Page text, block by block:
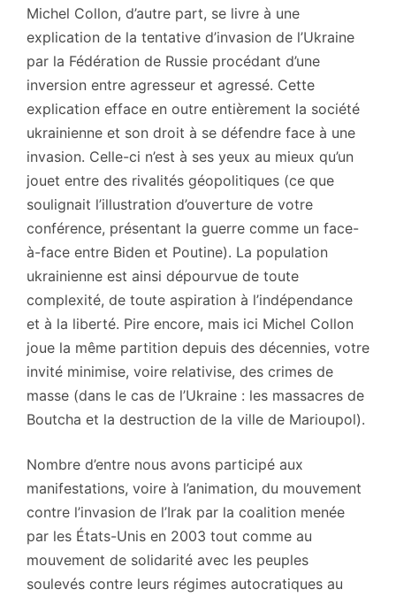
Michel Collon, d’autre part, se livre à une
explication de la tentative d’invasion de l’Ukraine
par la Fédération de Russie procédant d’une
inversion entre agresseur et agressé. Cette
explication efface en outre entièrement la société
ukrainienne et son droit à se défendre face à une
invasion. Celle-ci n’est à ses yeux au mieux qu’un
jouet entre des rivalités géopolitiques (ce que
soulignait l’illustration d’ouverture de votre
conférence, présentant la guerre comme un face-
à-face entre Biden et Poutine). La population
ukrainienne est ainsi dépourvue de toute
complexité, de toute aspiration à l’indépendance
et à la liberté. Pire encore, mais ici Michel Collon
joue la même partition depuis des décennies, votre
invité minimise, voire relativise, des crimes de
masse (dans le cas de l’Ukraine : les massacres de
Boutcha et la destruction de la ville de Marioupol).
Nombre d’entre nous avons participé aux
manifestations, voire à l’animation, du mouvement
contre l’invasion de l’Irak par la coalition menée
par les États-Unis en 2003 tout comme au
mouvement de solidarité avec les peuples
soulevés contre leurs régimes autocratiques au